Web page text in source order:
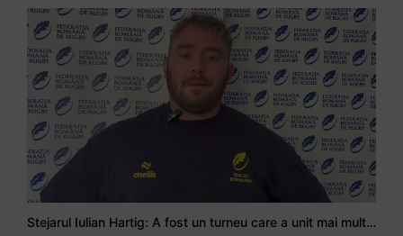
Stejarul Iulian Hartig: A fost un turneu care a unit mai mult echipa